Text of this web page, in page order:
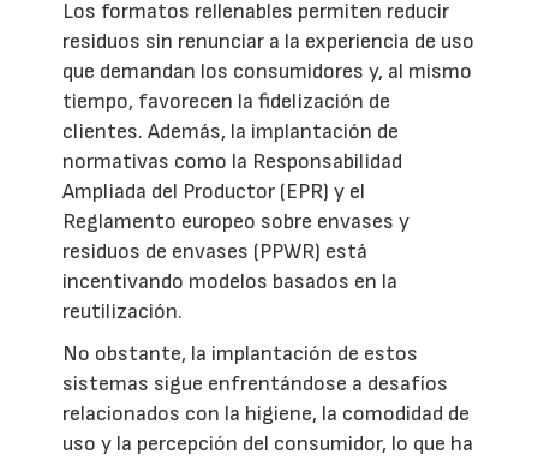
Los formatos rellenables permiten reducir
residuos sin renunciar a la experiencia de uso
que demandan los consumidores y, al mismo
tiempo, favorecen la fidelización de
clientes. Además, la implantación de
normativas como la Responsabilidad
Ampliada del Productor (EPR) y el
Reglamento europeo sobre envases y
residuos de envases (PPWR) está
incentivando modelos basados en la
reutilización.
No obstante, la implantación de estos
sistemas sigue enfrentándose a desafíos
relacionados con la higiene, la comodidad de
uso y la percepción del consumidor, lo que ha